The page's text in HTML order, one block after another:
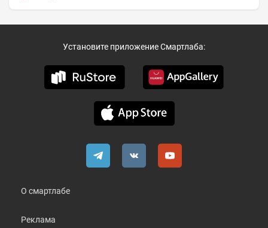
Установите приложение Смартлаба:
О смартлабе
Реклама